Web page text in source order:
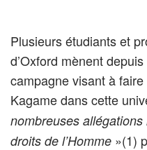
Plusieurs étudiants et
d’Oxford mènent
campagne visant à
Kagame dans cette
nombreuses allégations
droits de l’Homme »(1)